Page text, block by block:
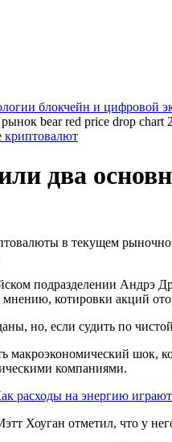
блокчейн и цифровой
два
в текущем
подразделении
котировки акций
но, если судить по
шок,
компаниями.
расходы на энергию
Хоуган отметил, что у